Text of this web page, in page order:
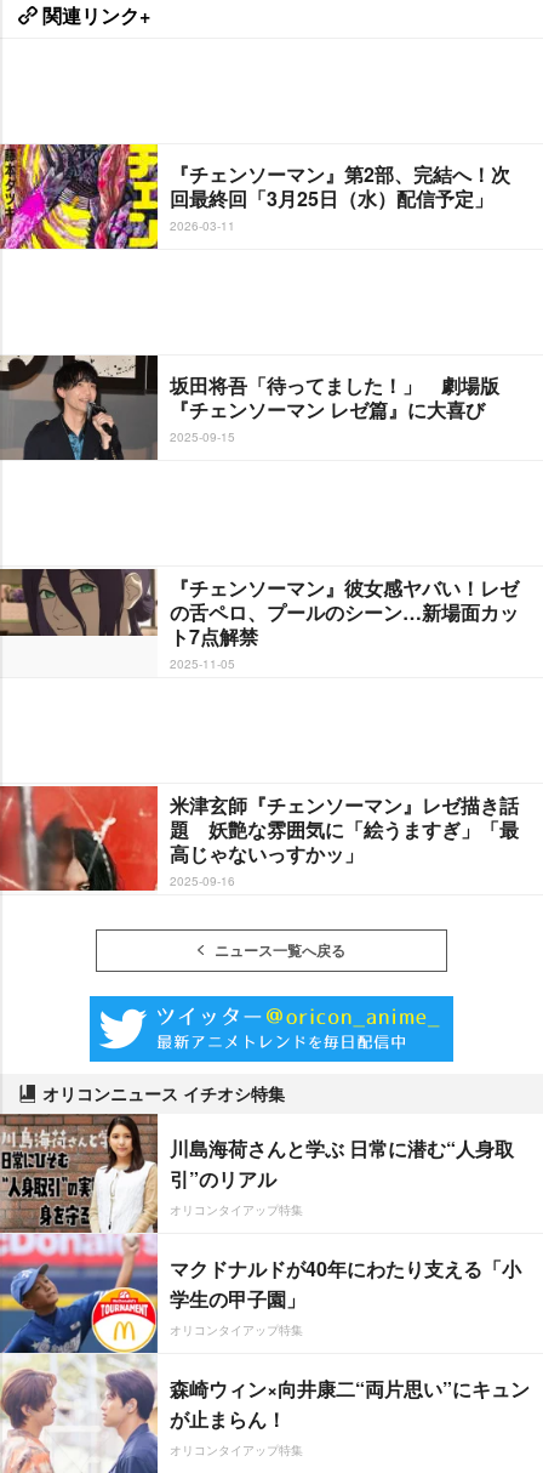
関連リンク+
『チェンソーマン』第2部、完結へ！次
回最終回「3月25日（水）配信予定」
2026-03-11
坂田将吾「待ってました！」 劇場版
『チェンソーマン レゼ篇』に大喜び
2025-09-15
『チェンソーマン』彼女感ヤバい！レゼ
の舌ペロ、プールのシーン…新場面カッ
ト7点解禁
2025-11-05
米津玄師『チェンソーマン』レゼ描き話
題 妖艶な雰囲気に「絵うますぎ」「最
高じゃないっすかッ」
2025-09-16
ニュース一覧へ戻る
オリコンニュース イチオシ特集
川島海荷さんと学ぶ 日常に潜む“人身取
引”のリアル
オリコンタイアップ特集
マクドナルドが40年にわたり支える「小
学生の甲子園」
オリコンタイアップ特集
森崎ウィン×向井康二“両片思い”にキュン
が止まらん！
オリコンタイアップ特集